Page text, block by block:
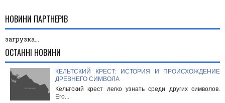
НОВИНИ ПАРТНЕРІВ
загрузка...
ОСТАННІ НОВИНИ
КЕЛЬТСКИЙ КРЕСТ: ИСТОРИЯ И ПРОИСХОЖДЕНИЕ
ДРЕВНЕГО СИМВОЛА
Кельтский крест легко узнать среди других символов.
Его...